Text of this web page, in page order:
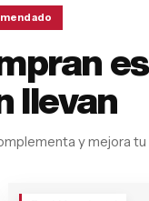
llevan
y mejora tu